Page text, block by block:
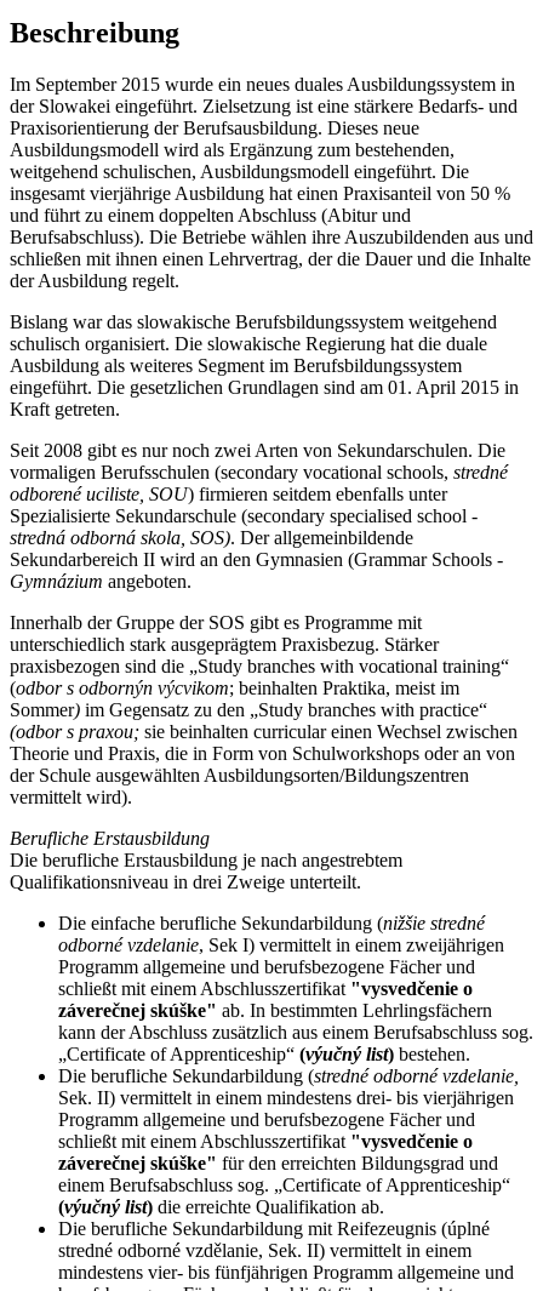
Beschreibung
Im September 2015 wurde ein neues duales Ausbildungssystem in
der Slowakei eingeführt. Zielsetzung ist eine stärkere Bedarfs- und
Praxisorientierung der Berufsausbildung. Dieses neue
Ausbildungsmodell wird als Ergänzung zum bestehenden,
weitgehend schulischen, Ausbildungsmodell eingeführt. Die
insgesamt vierjährige Ausbildung hat einen Praxisanteil von 50 %
und führt zu einem doppelten Abschluss (Abitur und
Berufsabschluss). Die Betriebe wählen ihre Auszubildenden aus und
schließen mit ihnen einen Lehrvertrag, der die Dauer und die Inhalte
der Ausbildung regelt.
Bislang war das slowakische Berufsbildungssystem weitgehend
schulisch organisiert. Die slowakische Regierung hat die duale
Ausbildung als weiteres Segment im Berufsbildungssystem
eingeführt. Die gesetzlichen Grundlagen sind am 01. April 2015 in
Kraft getreten.
Seit 2008 gibt es nur noch zwei Arten von Sekundarschulen. Die
vormaligen Berufsschulen (secondary vocational schools, stredné
odborené uciliste, SOU) firmieren seitdem ebenfalls unter
Spezialisierte Sekundarschule (secondary specialised school -
stredná odborná skola, SOS). Der allgemeinbildende
Sekundarbereich II wird an den Gymnasien (Grammar Schools -
Gymnázium angeboten.
Innerhalb der Gruppe der SOS gibt es Programme mit
unterschiedlich stark ausgeprägtem Praxisbezug. Stärker
praxisbezogen sind die „Study branches with vocational training“
(odbor s odbornýn výcvikom; beinhalten Praktika, meist im
Sommer) im Gegensatz zu den „Study branches with practice“
(odbor s praxou; sie beinhalten curricular einen Wechsel zwischen
Theorie und Praxis, die in Form von Schulworkshops oder an von
der Schule ausgewählten Ausbildungsorten/Bildungszentren
vermittelt wird).
Berufliche Erstausbildung
Die berufliche Erstausbildung je nach angestrebtem
Qualifikationsniveau in drei Zweige unterteilt.
Die einfache berufliche Sekundarbildung (nižšie stredné
odborné vzdelanie, Sek I) vermittelt in einem zweijährigen
Programm allgemeine und berufsbezogene Fächer und
schließt mit einem Abschlusszertifikat "vysvedčenie o
záverečnej skúške" ab. In bestimmten Lehrlingsfächern
kann der Abschluss zusätzlich aus einem Berufsabschluss sog.
„Certificate of Apprenticeship“ (výučný list) bestehen.
Die berufliche Sekundarbildung (stredné odborné vzdelanie,
Sek. II) vermittelt in einem mindestens drei- bis vierjährigen
Programm allgemeine und berufsbezogene Fächer und
schließt mit einem Abschlusszertifikat "vysvedčenie o
záverečnej skúške" für den erreichten Bildungsgrad und
einem Berufsabschluss sog. „Certificate of Apprenticeship“
(výučný list) die erreichte Qualifikation ab.
Die berufliche Sekundarbildung mit Reifezeugnis (úplné
stredné odborné vzdělanie, Sek. II) vermittelt in einem
mindestens vier- bis fünfjährigen Programm allgemeine und